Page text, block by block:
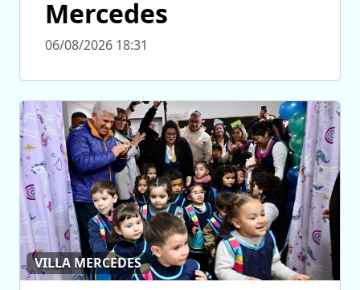
Mercedes
06/08/2026 18:31
VILLA MERCEDES